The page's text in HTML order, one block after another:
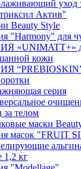
уход
Актив"
Beauty Style
"Harmony" для
«UNIMATT+»
кожи
серия
за телом
маски
масок "FRUIT
1,2 кг